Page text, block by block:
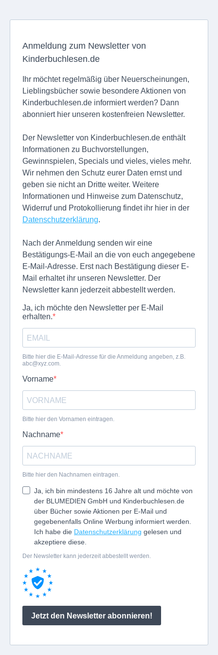
Anmeldung zum Newsletter von
Kinderbuchlesen.de
Ihr möchtet regelmäßig über Neuerscheinungen,
Lieblingsbücher sowie besondere Aktionen von
Kinderbuchlesen.de informiert werden? Dann
abonniert hier unseren kostenfreien Newsletter.
Der Newsletter von Kinderbuchlesen.de enthält
Informationen zu Buchvorstellungen,
Gewinnspielen, Specials und vieles, vieles mehr.
Wir nehmen den Schutz eurer Daten ernst und
geben sie nicht an Dritte weiter. Weitere
Informationen und Hinweise zum Datenschutz,
Widerruf und Protokollierung findet ihr hier in der
Datenschutzerklärung.
Nach der Anmeldung senden wir eine
Bestätigungs-E-Mail an die von euch angegebene
E-Mail-Adresse. Erst nach Bestätigung dieser E-
Mail erhaltet ihr unseren Newsletter. Der
Newsletter kann jederzeit abbestellt werden.
Ja, ich möchte den Newsletter per E-Mail
erhalten.
Bitte hier die E-Mail-Adresse für die Anmeldung angeben, z.B.
abc@xyz.com.
Vorname
Bitte hier den Vornamen eintragen.
Nachname
Bitte hier den Nachnamen eintragen.
Ja, ich bin mindestens 16 Jahre alt und möchte von
der BLUMEDIEN GmbH und Kinderbuchlesen.de
über Bücher sowie Aktionen per E-Mail und
gegebenenfalls Online Werbung informiert werden.
Ich habe die Datenschutzerklärung gelesen und
akzeptiere diese.
Der Newsletter kann jederzeit abbestellt werden.
Jetzt den Newsletter abonnieren!